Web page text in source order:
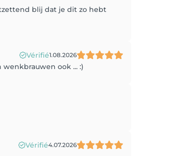
blij dat je dit zo hebt
Vérifié1.08.2026
ook ... :)
Vérifié4.07.2026